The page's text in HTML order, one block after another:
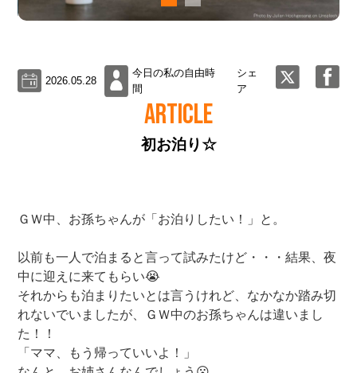
2026.05.28
今日の私の自由時
間
シェ
ア
ARTICLE
初お泊り☆